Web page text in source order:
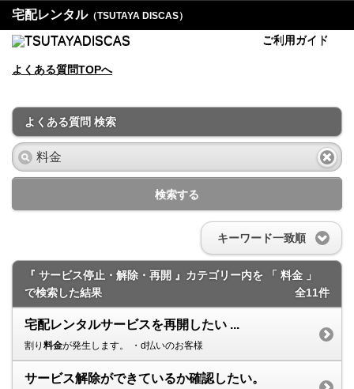
宅配レンタル（TSUTAYA DISCAS）
ご利用ガイド
よくある質問TOPへ
よくある質問 検索
検索する
キーワード一致順
『 サービス停止・解除・再開 』カテゴリー内を 「 料金 」
で検索した結果
全11件
宅配レンタルサービスを再開したい ...
割り 料金が発生します。 ・d払いのお客様
サービス解除ができているか確認したい。